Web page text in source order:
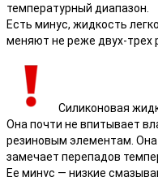
температурный диапазон.
Есть минус, жидкость
меняют не реже двух-трех
Силиконовая
Она почти не впитывает
резиновым элементам.
замечает перепадов
Ее минус — низкие